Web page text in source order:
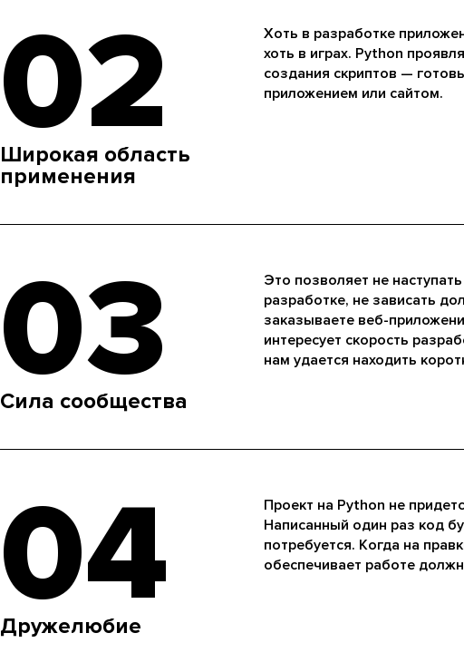
02
Широкая область
применения
Хоть в разработке
хоть в играх. Python
создания скриптов —
приложением или сайтом.
03
Сила сообщества
Это позволяет не
разработке, не зависать
заказываете веб-
интересует скорость
нам удается находить
04
Дружелюбие
Проект на Python не
Написанный один раз код
потребуется. Когда на
обеспечивает работе